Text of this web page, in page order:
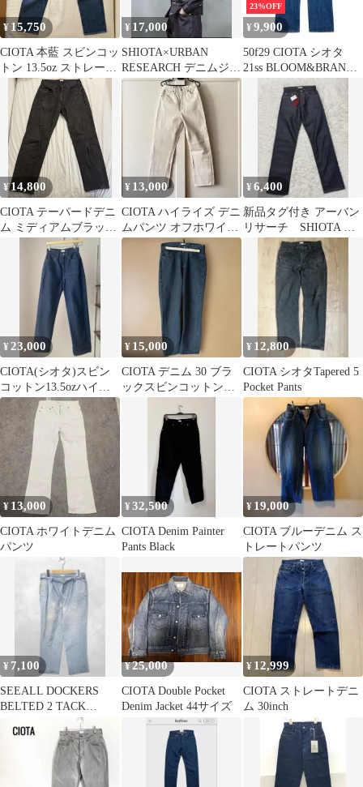
¥ 15,750
CIOTA 本藍 スビンコッ
トン 13.5oz ストレート
デニム
¥ 17,000
SHIOTA×URBAN
RESEARCH デニムジャ
ケット
23%OFF
¥ 9,900
50f29 CIOTA シオタ
21ss BLOOM&BRANCH
別注 デニムパンツ スト
レート PTM-10XX サイ
ズ31 インディゴ コット
ン100％ メンズ 男性用
¥14,800
CIOTA テーパードデニ
ム ミディアムブラック
¥ 13,000
CIOTA ハイライズ デニ
ムパンツ オフホワイ
ト 29サイズ
¥6,400
新品タグ付き アーバン
リサーチ SHIOTA ス
ーピマ DENIM PTスリ
¥ 23,000
CIOTA(シオタ)スビン
コットン13.5ozハイウ
エストデニムパンツ
¥ 15,000
CIOTA デニム 30 ブラ
ックスビンコットン
¥ 12,800
CIOTA シオタTapered 5
Pocket Pants
¥ 13,000
CIOTA ホワイトデニム
パンツ
¥32,500
CIOTA Denim Painter
Pants Black
¥ 19,000
CIOTA ブルーデニム ス
トレートパンツ
¥ 7,100
SEEALL DOCKERS
BELTED 2 TACK
PANTS パンツ 2
¥25,000
CIOTA Double Pocket
Denim Jacket 44サイズ
¥ 12,999
CIOTA ストレートデニ
ム 30inch